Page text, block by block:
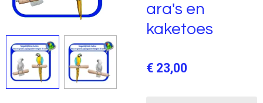
ara's en
kaketoes
€ 23,00